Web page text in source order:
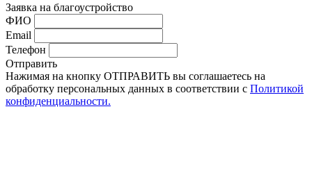
Заявка на благоустройство
ФИО
Email
Телефон
Отправить
Нажимая на кнопку ОТПРАВИТЬ вы соглашаетесь на
обработку персональных данных в соответствии с Политикой
конфиденциальности.